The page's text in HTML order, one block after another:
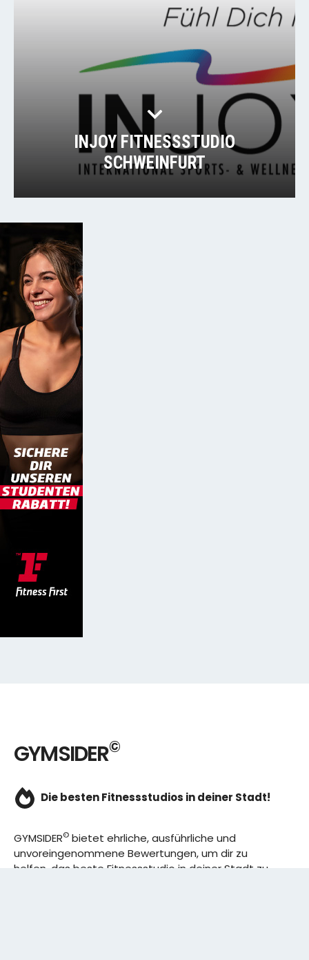
INJOY FITNESSSTUDIO
SCHWEINFURT
GYMSIDER©
Die besten Fitnessstudios in deiner Stadt!
GYMSIDER© bietet ehrliche, ausführliche und
unvoreingenommene Bewertungen, um dir zu
helfen, das beste Fitnessstudio in deiner Stadt zu